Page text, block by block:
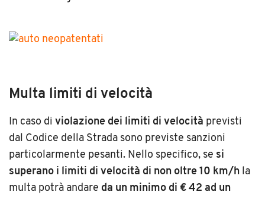
Multa limiti di velocità
In caso di violazione dei limiti di velocità previsti
dal Codice della Strada sono previste sanzioni
particolarmente pesanti. Nello specifico, se si
superano i limiti di velocità di non oltre 10 km/h la
multa potrà andare da un minimo di € 42 ad un